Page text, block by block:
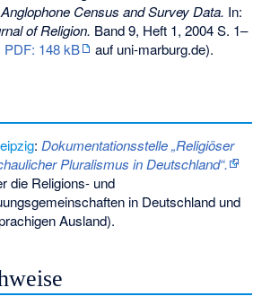
Census and Survey Data. In:
of Religion. Band 9, Heft 1, 2004 S. 1–
PDF: 148 kB auf uni-marburg.de).
: Dokumentationsstelle „Religiöser
Pluralismus in Deutschland“.
die Religions- und
in Deutschland und
Ausland).